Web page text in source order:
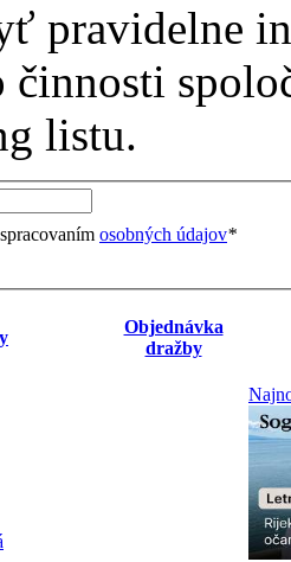
pravidelne
činnosti
listu.
osobných údajov*
Objednávka
dražby